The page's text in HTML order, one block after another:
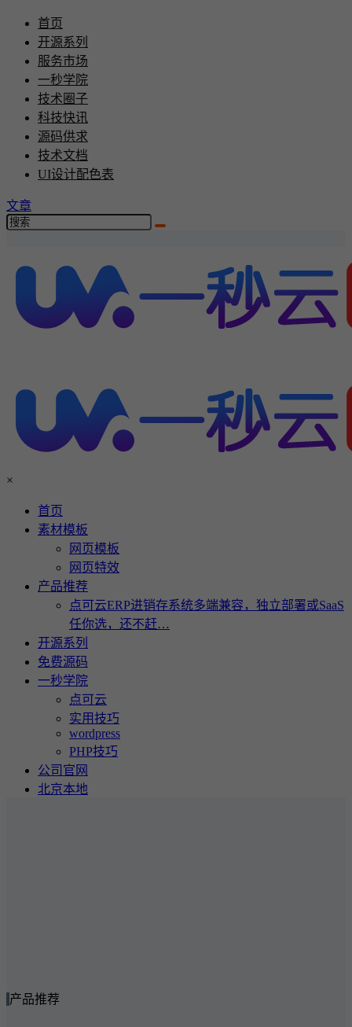
首页
开源系列
服务市场
一秒学院
技术圈子
科技快讯
源码供求
技术文档
UI设计配色表
文章
×
首页
素材模板
网页模板
网页特效
产品推荐
点可云ERP进销存系统多端兼容，独立部署或SaaS
任你选，还不赶…
开源系列
免费源码
一秒学院
点可云
实用技巧
wordpress
PHP技巧
公司官网
北京本地
产品推荐